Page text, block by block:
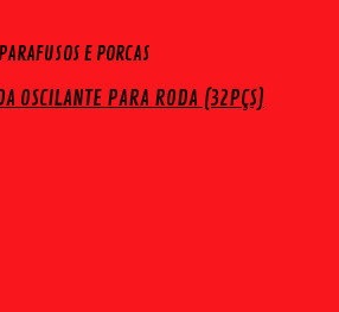
PARAFUSOS E PORCAS
OSCILANTE PARA RODA (32PÇS)